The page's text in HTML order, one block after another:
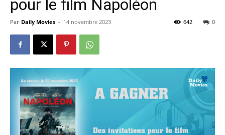
pour le film Napoléon
Par Daily Movies - 14 novembre 2023 0
642